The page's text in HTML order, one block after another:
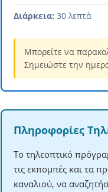
Διάρκεια: 30 λεπτά
Μπορείτε να
Σημειώστε την
Πληροφορίες
Το τηλεοπτικό
τις εκπομπές και τα
καναλιού, να